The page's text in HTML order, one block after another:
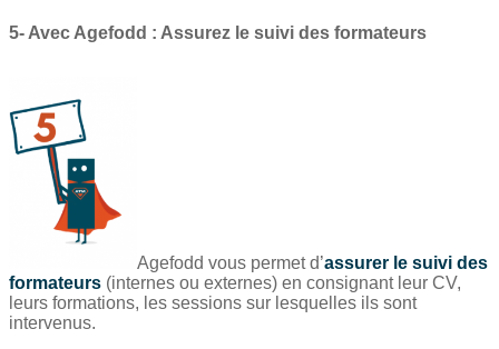
5- Avec Agefodd : Assurez le suivi des formateurs
Agefodd vous permet d’assurer le suivi des
formateurs (internes ou externes) en consignant leur CV,
leurs formations, les sessions sur lesquelles ils sont
intervenus.